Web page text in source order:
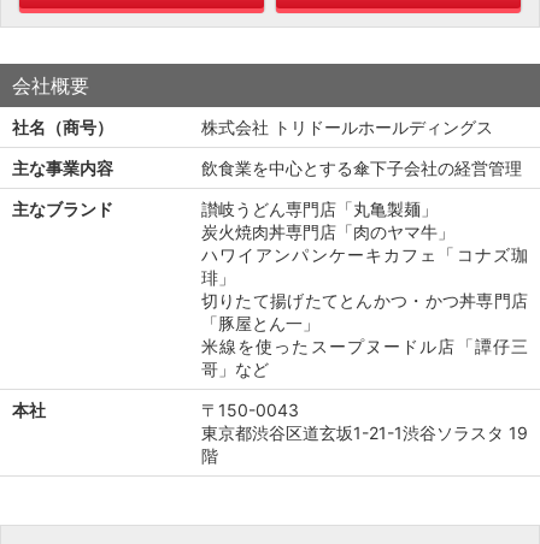
会社概要
社名（商号）
株式会社 トリドールホールディングス
主な事業内容
飲食業を中心とする傘下子会社の経営管理
主なブランド
讃岐うどん専門店「丸亀製麺」
炭火焼肉丼専門店「肉のヤマ牛」
ハワイアンパンケーキカフェ「コナズ珈
琲」
切りたて揚げたてとんかつ・かつ丼専門店
「豚屋とん一」
米線を使ったスープヌードル店「譚仔三
哥」など
本社
〒150-0043
東京都渋谷区道玄坂1-21-1渋谷ソラスタ 19
階